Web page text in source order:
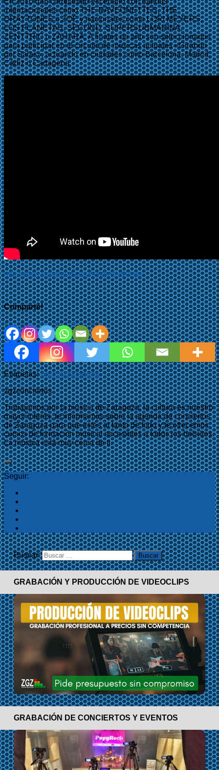
internacionales como THE RAVEONETTES, THE
DRAYTONES o ZOÉ y nacionales como LORI MEYERS,
LOS PLANETAS, SECOND, SUPERSUBMARINA,
ZENTTRIC o ZAHARA. A finales de año son seleccionados
para participar en el circuito de músicas actuales «Girando
por Salas», actuando en ciudades como Barcelona, Madrid,
Cádiz o Cartagena.
http://www.myspace.com/misterhydezgz
Comparte!
Etiquetas:grupoMzaragoza
zgzconciertos
Trabajamos por la música de Zaragoza, la cultura es nuestro
mayor interés, te informamos sobre la agenda de conciertos
de Zaragoza para que estés al tanto de todo y te ofrecemos
cursos de formación musical accesibles a todos los bolsillos.
La música está muy cerca de ti.
Seguir:
Buscar:
GRABACIÓN Y PRODUCCIÓN DE VIDEOCLIPS
GRABACIÓN DE CONCIERTOS Y EVENTOS